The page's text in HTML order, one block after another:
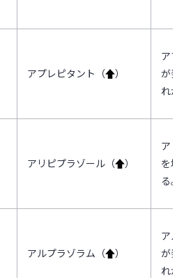
アプレピタント（↑）
アプ
が発
れが
アリピプラゾール（↑）
アリ
を増
る。
アルプラゾラム（↑）
アル
が発
れが